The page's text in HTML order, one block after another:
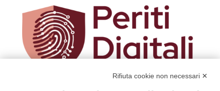
Rifiuta cookie non necessari ✕